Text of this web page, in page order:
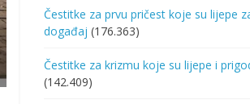
Čestitke za prvu pričest koje su lijepe
događaj (176.363)
Čestitke za krizmu koje su lijepe i
(142.409)